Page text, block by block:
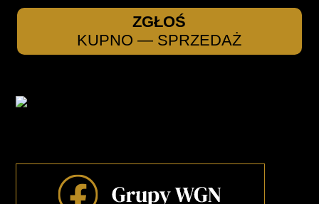
ZGŁOŚ
KUPNO — SPRZEDAŻ